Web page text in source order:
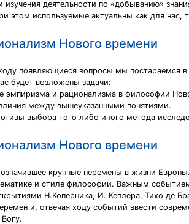
деятельности по «добыванию»
этом используемые актуальны как для
Нового времени
появляющиеся вопросы мы постараемся
будет возложены задачи:
эмпиризма и рационализма в философии
между вышеуказанными понятиями.
выбора того либо иного метода
Нового времени
крупные перемены в жизни
и стиле философии. Важным
Н.Коперника, И. Кеплеpa, Тихо де
и, отвечая ходу событий ввести